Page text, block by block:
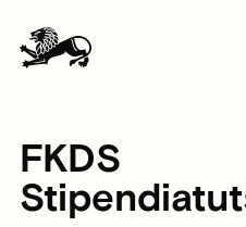
FKDS